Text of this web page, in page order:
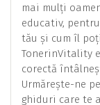
mai mulți
educativ,
tău și cum îl
TonerinVitality
corectă
Urmărește-ne
ghiduri care te